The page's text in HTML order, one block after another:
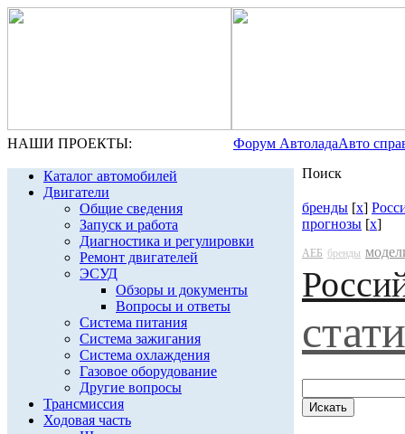
НАШИ ПРОЕКТЫ: Форум АвтоладаАвто
Каталог автомобилей
Двигатели
Общие сведения
Запуск и работа
Диагностика и регулировки
Ремонт двигателей
ЭСУД
Обзоры и документы
Вопросы и ответы
Система питания
Система зажигания
Система охлаждения
Газовое оборудование
Другие вопросы
Трансмиссия
Ходовая часть
Поиск
бренды [x]
прогнозы [x]
АЕБ бренды